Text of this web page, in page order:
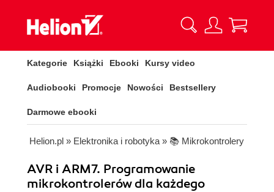
Kategorie Książki Ebooki Kursy video
Audiobooki Promocje Nowości Bestsellery
Darmowe ebooki
Helion.pl » Elektronika i robotyka » 📚 Mikrokontrolery
AVR i ARM7. Programowanie
mikrokontrolerów dla każdego